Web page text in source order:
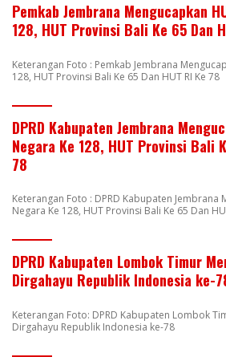
Pemkab Jembrana Mengucapkan
128, HUT Provinsi Bali Ke 65 Dan
Keterangan Foto : Pemkab Jembrana
128, HUT Provinsi Bali Ke 65 Dan HUT RI Ke 78
DPRD Kabupaten Jembrana
Negara Ke 128, HUT Provinsi Bali
78
Keterangan Foto : DPRD Kabupaten Jembrana
Negara Ke 128, HUT Provinsi Bali Ke 65 Dan
DPRD Kabupaten Lombok Timur
Dirgahayu Republik Indonesia ke-
Keterangan Foto: DPRD Kabupaten Lombok
Dirgahayu Republik Indonesia ke-78